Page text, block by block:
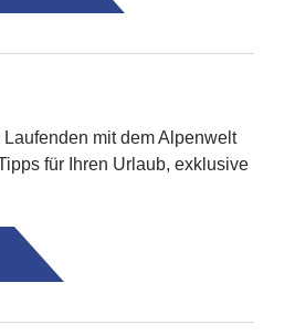
mit dem Alpenwelt
für Ihren Urlaub, exklusive